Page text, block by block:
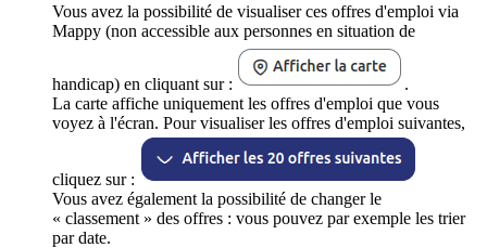
Vous avez la possibilité de visualiser ces offres d'emploi via
Mappy (non accessible aux personnes en situation de
handicap) en cliquant sur :
.
La carte affiche uniquement les offres d'emploi que vous
voyez à l'écran. Pour visualiser les offres d'emploi suivantes,
cliquez sur :
Vous avez également la possibilité de changer le
« classement » des offres : vous pouvez par exemple les trier
par date.